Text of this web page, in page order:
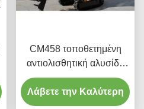
CM458 τοποθετημένη
αντιολισθητική αλυσίδα
μηχανή διατρήσεων
φρεατίων νερού
Λάβετε την Καλύτερη